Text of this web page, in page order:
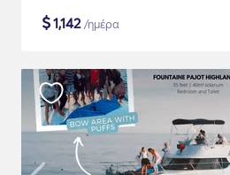
$1,142/ημέρα